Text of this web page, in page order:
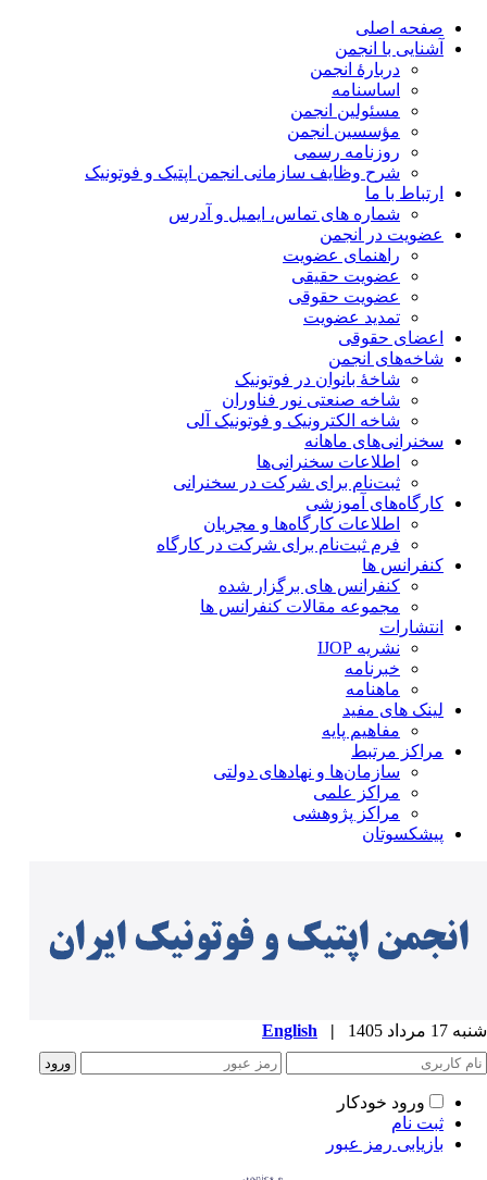
صفحه اصلی
آشنایی با انجمن
دربارۀ انجمن
اساسنامه
مسئولین انجمن
مؤسسین انجمن
روزنامه رسمی
شرح وظایف سازمانی انجمن اپتیک و فوتونیک
ارتباط با ما
شماره های تماس، ایمیل و آدرس
عضویت در انجمن
راهنمای عضویت
عضویت حقیقی
عضویت حقوقی
تمدید عضویت
اعضای حقوقی
شاخه‌های انجمن
شاخۀ بانوان در فوتونیک
شاخه صنعتی نور فناوران
شاخه‌ الکترونیک و فوتونیک آلی
سخنرانی‌های ماهانه
اطلاعات سخنرانی‌‌ها
ثبت‌نام برای شرکت در سخنرانی
کارگاه‌های آموزشی
اطلاعات کارگاه‌ها و مجریان
فرم ثبت‌نام برای شرکت در کارگاه
کنفرانس ها
کنفرانس های برگزار شده
مجموعه مقالات کنفرانس ها
انتشارات
نشریه IJOP
خبرنامه
ماهنامه
لینک های مفید
مفاهیم پایه
مراکز مرتبط
سازمان‌ها و نهادهای دولتی
مراکز علمی
مراکز پژوهشی
پیشکسوتان
مرداد 1405 |
English
ورود خودکار
ثبت نام
بازیابی رمز عبور